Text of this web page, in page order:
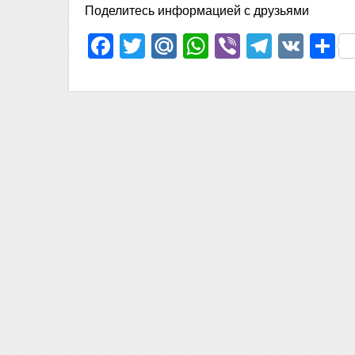
Поделитесь информацией с друзьями
Facebook
TwitterMail.Ru
WhatsApp
Viber VK